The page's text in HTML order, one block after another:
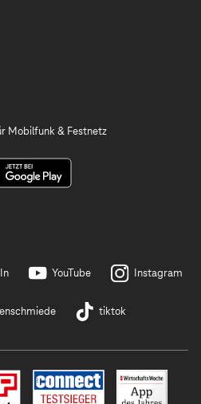
Mobilfunk & Festnetz
YouTube Instagram
tiktok